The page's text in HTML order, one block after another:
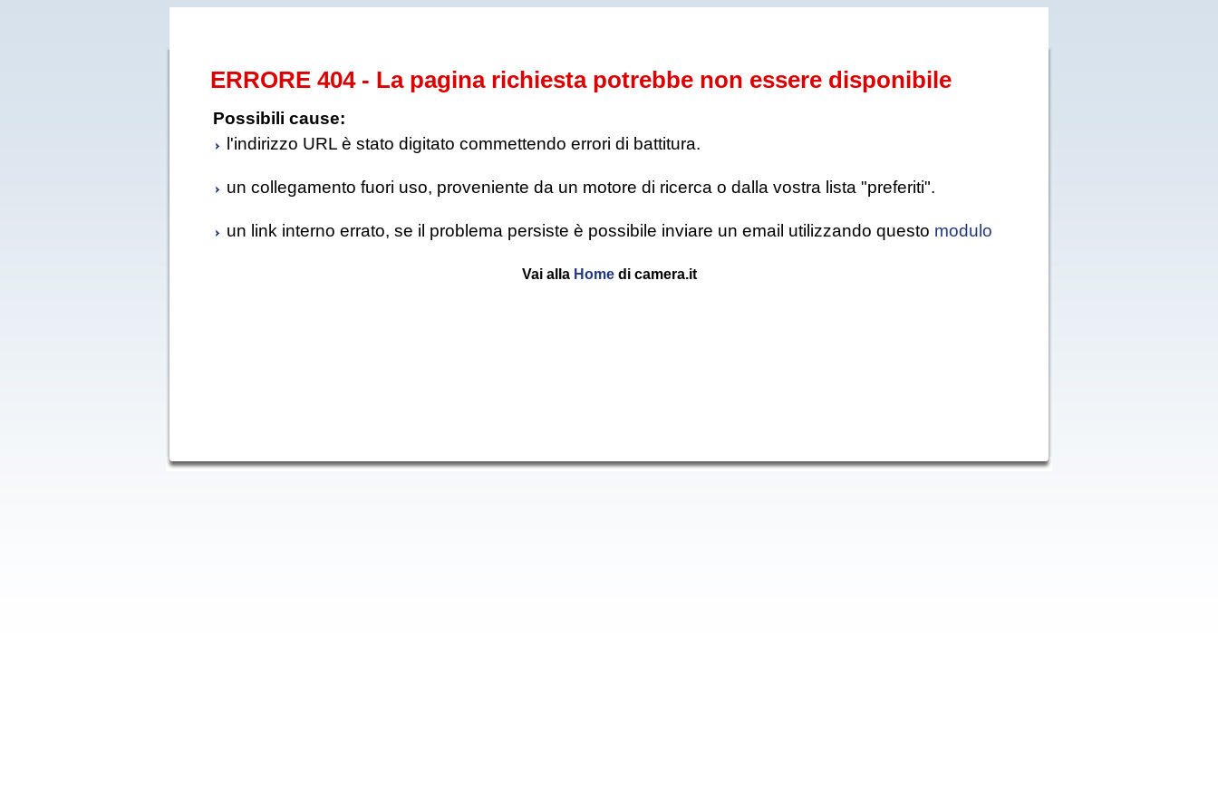
ERRORE 404 - La pagina richiesta potrebbe non essere disponibile
Possibili cause:
l'indirizzo URL è stato digitato commettendo errori di battitura.
un collegamento fuori uso, proveniente da un motore di ricerca o dalla vostra lista "preferiti".
un link interno errato, se il problema persiste è possibile inviare un email utilizzando questo modulo
Vai alla Homedi camera.it